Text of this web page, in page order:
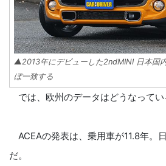
▲2013年にデビューした2ndMINI 日本国
ぼ一致する
では、欧州のデータはどうなってい
ACEAの発表は、乗用車が11.8年。
だ。